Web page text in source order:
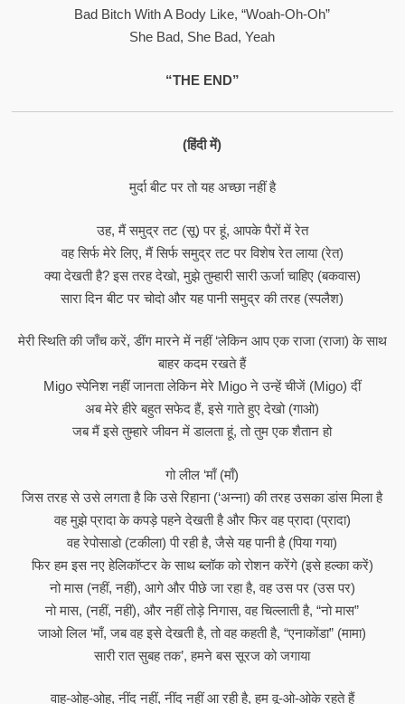
Bad Bitch With A Body Like, “Woah-Oh-Oh”
She Bad, She Bad, Yeah
“THE END”
(हिंदी में)
मुर्दा बीट पर तो यह अच्छा नहीं है
उह, मैं समुद्र तट (सू) पर हूं, आपके पैरों में रेत
वह सिर्फ मेरे लिए, मैं सिर्फ समुद्र तट पर विशेष रेत लाया (रेत)
क्या देखती है? इस तरह देखो, मुझे तुम्हारी सारी ऊर्जा चाहिए (बकवास)
सारा दिन बीट पर चोदो और यह पानी समुद्र की तरह (स्पलैश)
मेरी स्थिति की जाँच करें, डींग मारने में नहीं ‘लेकिन आप एक राजा (राजा) के साथ
बाहर कदम रखते हैं
Migo स्पेनिश नहीं जानता लेकिन मेरे Migo ने उन्हें चीजें (Migo) दीं
अब मेरे हीरे बहुत सफेद हैं, इसे गाते हुए देखो (गाओ)
जब मैं इसे तुम्हारे जीवन में डालता हूं, तो तुम एक शैतान हो
गो लील ‘माँ (माँ)
जिस तरह से उसे लगता है कि उसे रिहाना (‘अन्ना) की तरह उसका डांस मिला है
वह मुझे प्रादा के कपड़े पहने देखती है और फिर वह प्रादा (प्रादा)
वह रेपोसाडो (टकीला) पी रही है, जैसे यह पानी है (पिया गया)
फिर हम इस नए हेलिकॉप्टर के साथ ब्लॉक को रोशन करेंगे (इसे हल्का करें)
नो मास (नहीं, नहीं), आगे और पीछे जा रहा है, वह उस पर (उस पर)
नो मास, (नहीं, नहीं), और नहीं तोड़े निगास, वह चिल्लाती है, “नो मास”
जाओ लिल ‘माँ, जब वह इसे देखती है, तो वह कहती है, “एनाकोंडा” (मामा)
सारी रात सुबह तक’, हमने बस सूरज को जगाया
वाह-ओह-ओह, नींद नहीं, नींद नहीं आ रही है, हम वू-ओ-ओके रहते हैं